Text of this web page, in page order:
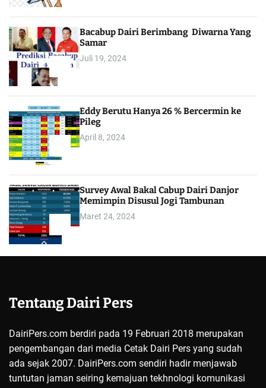
Bacabup Dairi Berimbang Diwarna Yang
Samar
Juli 19, 2024
Eddy Berutu Hanya 26 % Bercermin ke
Pileg
April 8, 2024
Survey Awal Bakal Cabup Dairi Danjor
Memimpin Disusul Jogi Tambunan
Maret 24, 2024
Tentang Dairi Pers
DairiPers.com berdiri pada 19 Februari 2018 merupakan
pengembangan dari media Cetak Dairi Pers yang sudah
ada sejak 2007. DairiPers.com sendiri hadir menjawab
tuntutan jaman seiring kemajuan tekhnologi komunikasi